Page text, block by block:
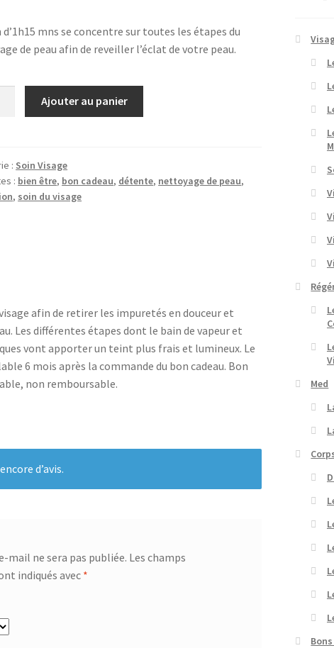
d’1h15 mns se concentre sur toutes les étapes du
de peau afin de reveiller l’éclat de votre peau.
Ajouter au panier
: Soin Visage
: bien être, bon cadeau, détente, nettoyage de peau,
, soin du visage
afin de retirer les impuretés en douceur et
Les différentes étapes dont le bain de vapeur et
vont apporter un teint plus frais et lumineux. Le
6 mois après la commande du bon cadeau. Bon
non remboursable.
d’avis.
mail ne sera pas publiée. Les champs
indiqués avec *
Med